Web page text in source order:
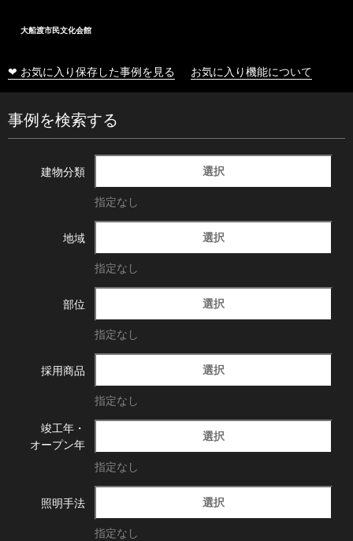
大船渡市民文化会館
❤ お気に入り保存した事例を見る お気に入り機能について
事例を検索する
建物分類 選択
指定なし
地域 選択
指定なし
部位 選択
指定なし
採用商品 選択
指定なし
竣工年・
オープン年
選択
指定なし
照明手法 選択
指定なし